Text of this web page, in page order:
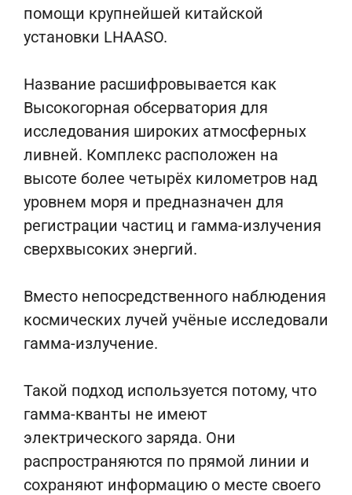
помощи крупнейшей китайской
установки LHAASO.
Название расшифровывается как
Высокогорная обсерватория для
исследования широких атмосферных
ливней. Комплекс расположен на
высоте более четырёх километров над
уровнем моря и предназначен для
регистрации частиц и гамма-излучения
сверхвысоких энергий.
Вместо непосредственного наблюдения
космических лучей учёные исследовали
гамма-излучение.
Такой подход используется потому, что
гамма-кванты не имеют
электрического заряда. Они
распространяются по прямой линии и
сохраняют информацию о месте своего